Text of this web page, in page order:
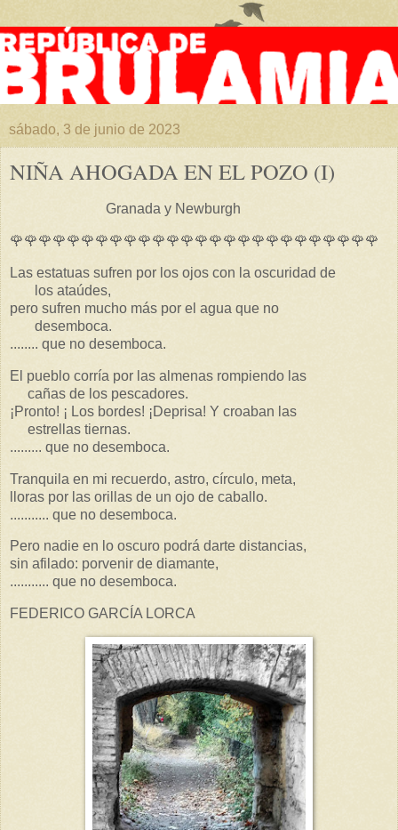
sábado, 3 de junio de 2023
NIÑA AHOGADA EN EL POZO (I)
Granada y Newburgh
🌹🌹🌹🌹🌹🌹🌹🌹🌹🌹🌹🌹🌹🌹🌹🌹🌹🌹🌹🌹🌹🌹🌹🌹🌹🌹
Las estatuas sufren por los ojos con la oscuridad de
los ataúdes,
pero sufren mucho más por el agua que no
desemboca.
........ que no desemboca.
El pueblo corría por las almenas rompiendo las
cañas de los pescadores.
¡Pronto! ¡ Los bordes! ¡Deprisa! Y croaban las
estrellas tiernas.
......... que no desemboca.
Tranquila en mi recuerdo, astro, círculo, meta,
lloras por las orillas de un ojo de caballo.
........... que no desemboca.
Pero nadie en lo oscuro podrá darte distancias,
sin afilado: porvenir de diamante,
........... que no desemboca.
FEDERICO GARCÍA LORCA